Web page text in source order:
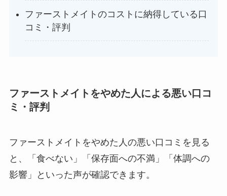
ファーストメイトのコストに納得している口
コミ・評判
ファーストメイトをやめた人による悪い口コ
ミ・評判
ファーストメイトをやめた人の悪い口コミを見る
と、「食べない」「保存面への不満」「体調への
影響」といった声が確認できます。